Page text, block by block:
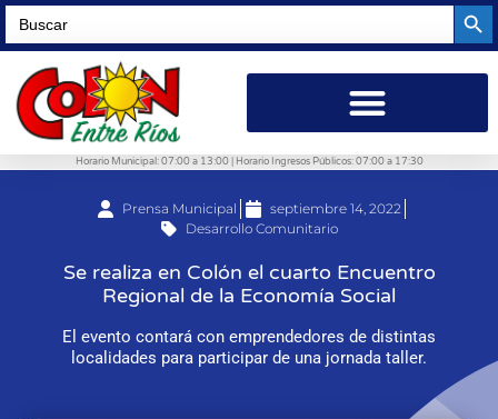
Search
for:
Horario Municipal: 07:00 a 13:00 | Horario Ingresos Públicos: 07:00 a 17:30
Prensa Municipal
septiembre 14, 2022
Desarrollo Comunitario
Se realiza en Colón el cuarto Encuentro
Regional de la Economía Social
El evento contará con emprendedores de distintas
localidades para participar de una jornada taller.